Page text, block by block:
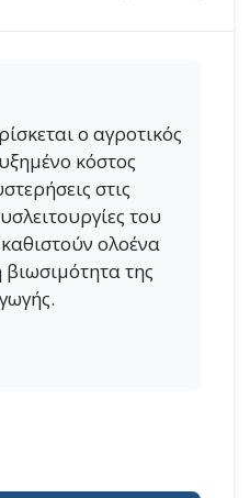
ο αγροτικός
κόστος
στις
του
ολοένα
της